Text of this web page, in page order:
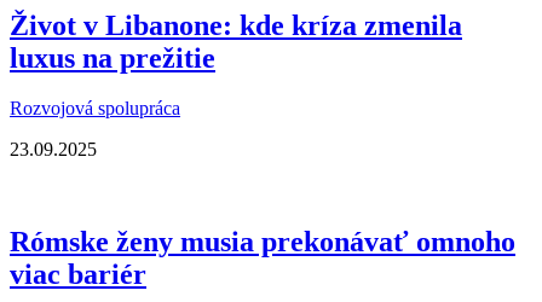
Život v Libanone: kde kríza zmenila
luxus na prežitie
Rozvojová spolupráca
23.09.2025
Rómske ženy musia prekonávať omnoho
viac bariér